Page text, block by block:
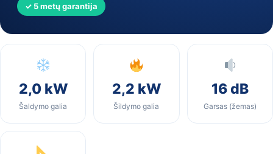
✓ 5 metų garantija
2,0 kW
Šaldymo galia
2,2 kW
Šildymo galia
16 dB
Garsas (žemas)